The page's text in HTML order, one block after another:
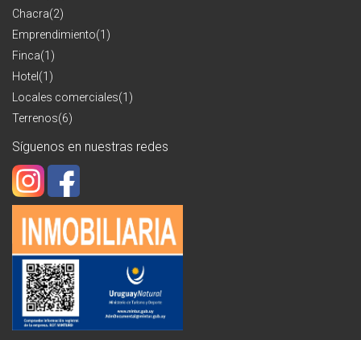
Chacra(2)
Emprendimiento(1)
Finca(1)
Hotel (1)
Locales comerciales(1)
Terrenos(6)
Síguenos en nuestras redes